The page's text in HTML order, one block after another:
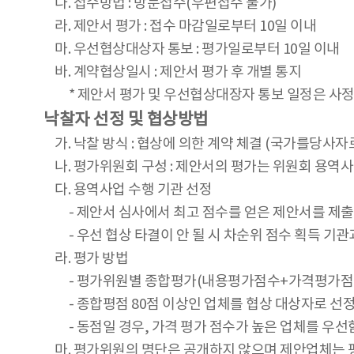
다. 접수방법 : 방문접수(우편접수 불가)
라. 제안서 평가 : 접수 마감일로부터 10일 이내
마. 우선협상대상자 통보 : 평가일로부터 10일 이내
바. 계약협상일시 : 제안서 평가 후 개별 통지
* 제안서 평가 및 우선협상대장자 통보 일정은 사정
낙찰자 선정 및 협상방법
가. 낙찰 방식 : 협상에 의한 계약 체결 (국가를당사
나. 평가위원회 구성 : 제안서의 평가는 위원회 용역
다. 용역사업 수행 기관 선정
- 제안서 심사에서 최고 점수를 얻은 제안서를 제
- 우선 협상 타결이 안 될 시 차순위 점수 획득 기관
라. 평가 방법
- 평가위원별 종합평가(내용평가점수+가격평가점
- 종합평점 80점 이상인 업체를 협상 대상자로 선
- 동점일 경우, 가격 평가 점수가 높은 업체를 우선
마. 평가위원의 명단은 공개하지 않으며 제안업체는